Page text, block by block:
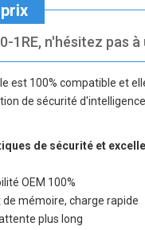
1RE, n'hésitez pas à
est 100% compatible et
de sécurité
de sécurité et
OEM 100%
mémoire, charge rapide
plus long